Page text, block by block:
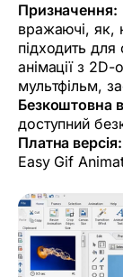
Призначення:
вражаючі, як,
підходить для
анімації з
мультфільм,
Безкоштовна
доступний
Платна версія:
Easy Gif